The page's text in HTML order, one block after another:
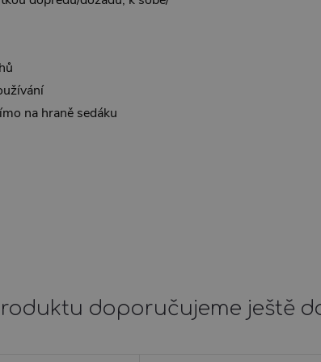
na hraně sedáku
doporučujeme ještě